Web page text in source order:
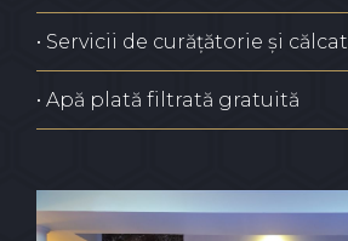
• Servicii de curățătorie și călcat
• Apă plată filtrată gratuită